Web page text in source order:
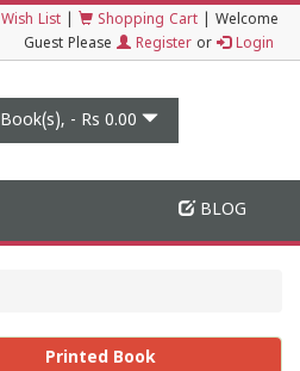
Wish List Shopping Cart
Welcome
Guest Please
Register or Login
Book(s), - Rs 0.00
BLOG
Printed Book